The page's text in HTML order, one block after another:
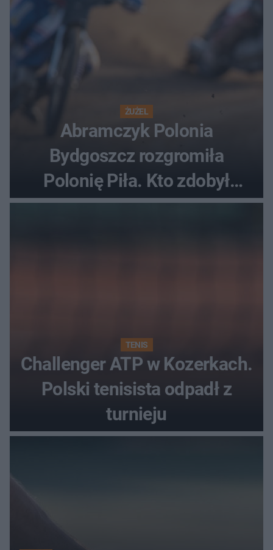
ŻUŻEL
Abramczyk Polonia
Bydgoszcz rozgromiła
Polonię Piła. Kto zdobył
najwięcej punktów?
TENIS
Challenger ATP w Kozerkach.
Polski tenisista odpadł z
turnieju